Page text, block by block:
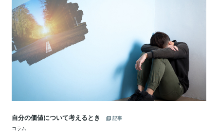
自分の価値について考えるとき
記事
コラム